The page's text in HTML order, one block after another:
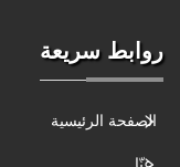
روابط سريعة
الصفحة الرئيسية
عنّا